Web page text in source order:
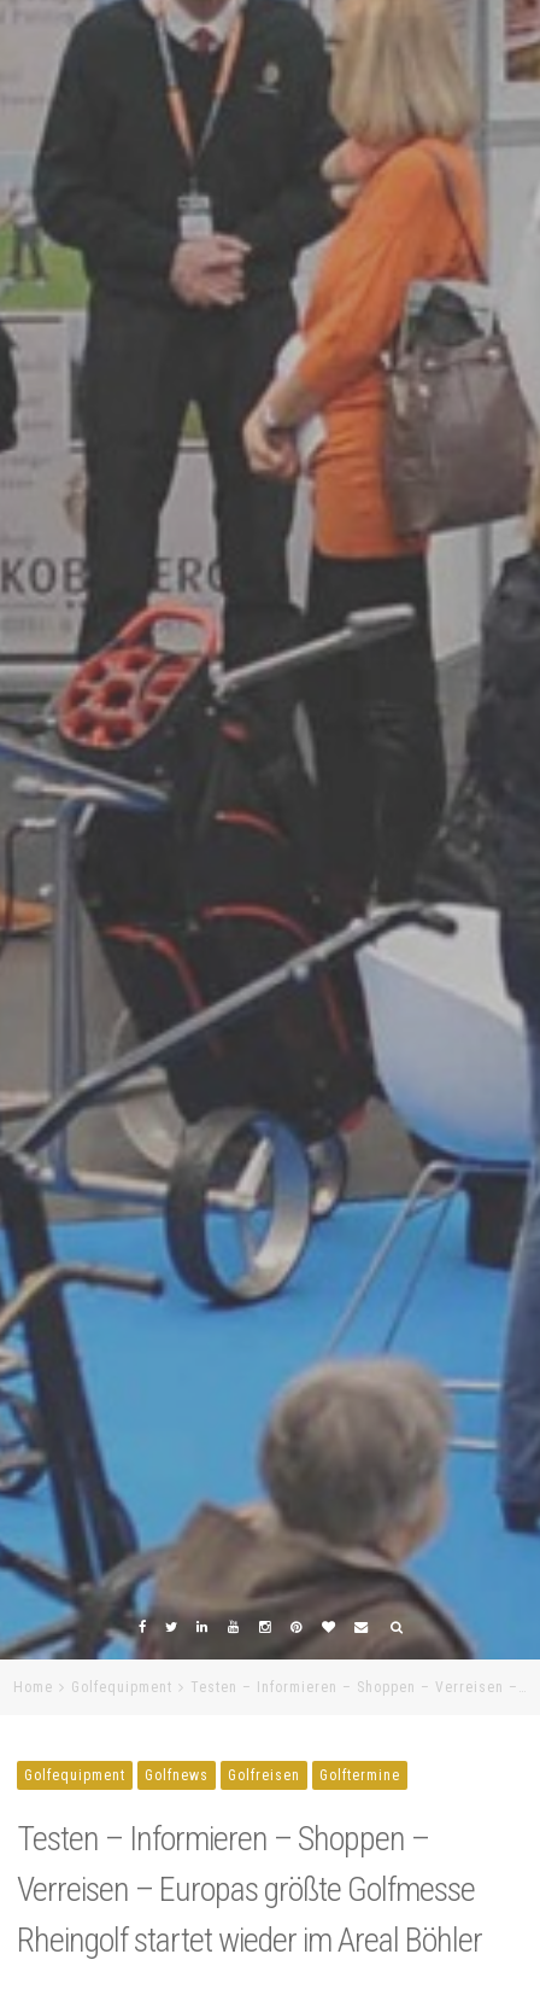
Home Golfequipment Testen – Informieren – Shoppen – Verreisen –…
Golfequipment Golfnews Golfreisen Golftermine
Testen – Informieren – Shoppen –
Verreisen – Europas größte Golfmesse
Rheingolf startet wieder im Areal Böhler